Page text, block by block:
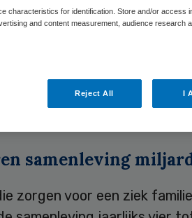
niet in geslaagd om de
in de stad te verminderen.
dat mantelzorgers moest
in een rapport dat dinsdag
samenleving
zorgen voor een ziek
characteristics for identification. Store and/or access
and content measurement, audience research
Reject All I